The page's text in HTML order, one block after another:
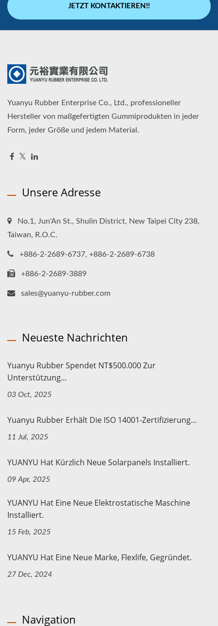
JETZT KONTAKTIEREN!!
Yuanyu Rubber Enterprise Co., Ltd., professioneller
Hersteller von maßgefertigten Gummiprodukten in jeder
Form, jeder Größe und jedem Material.
Unsere Adresse
No.1, Jun'An St., Shulin District, New Taipei City 238,
Taiwan, R.O.C.
+886-2-2689-6737, +886-2-2689-6738
+886-2-2689-3889
sales@yuanyu-rubber.com
Neueste Nachrichten
Yuanyu Rubber Spendet NT$500.000 Zur
Unterstützung...
03 Oct, 2025
Yuanyu Rubber Erhält Die ISO 14001-Zertifizierung...
11 Jul, 2025
YUANYU Hat Kürzlich Neue Solarpanels Installiert.
09 Apr, 2025
YUANYU Hat Eine Neue Elektrostatische Maschine
Installiert.
15 Feb, 2025
YUANYU Hat Eine Neue Marke, Flexlife, Gegründet.
27 Dec, 2024
Navigation